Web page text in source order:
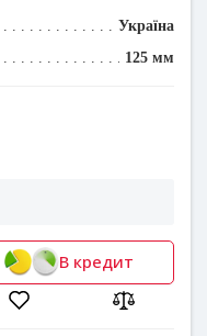
Україна
125 мм
В кредит